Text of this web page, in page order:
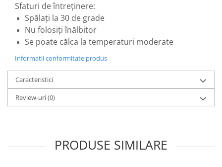
Sfaturi de întreținere:
Spălați la 30 de grade
Nu folosiți înălbitor
Se poate călca la temperaturi moderate
Informatii conformitate produs
Caracteristici
Review-uri(0)
PRODUSE SIMILARE